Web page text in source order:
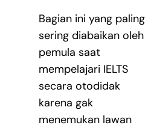
Bagian ini yang paling
sering diabaikan oleh
pemula saat
mempelajari IELTS
secara otodidak
karena gak
menemukan lawan